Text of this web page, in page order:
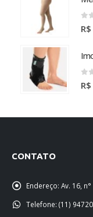
R$
R$
CONTATO
Endereço: Av. 16,
Telefone: (11)